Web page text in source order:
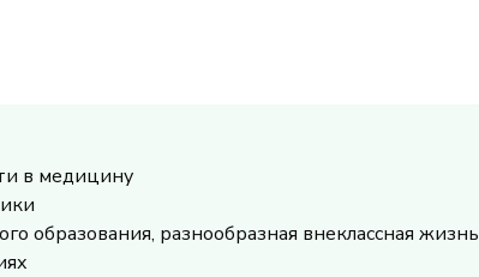
в медицину
образования, разнообразная внеклассная жизнь